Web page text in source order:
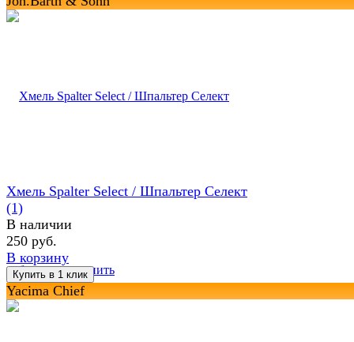
избранное сравнить
Хмель Spalter Select / Шпальтер Селект
(1)
В наличии
250 руб.
В корзину
Yacima Chief